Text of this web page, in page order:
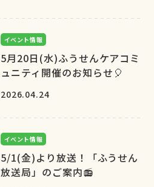
イベント情報
5月20日(水)ふうせんケアコミ
ュニティ開催のお知らせ🎈
2026.04.24
イベント情報
5/1(金)より放送！「ふうせん
放送局」のご案内📻